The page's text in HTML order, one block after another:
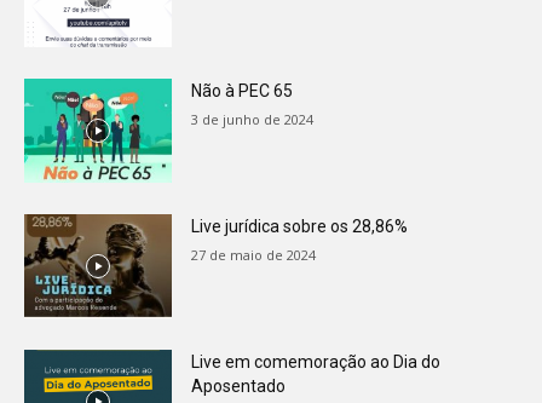
Não à PEC 65
3 de junho de 2024
Live jurídica sobre os 28,86%
27 de maio de 2024
Live em comemoração ao Dia do
Aposentado